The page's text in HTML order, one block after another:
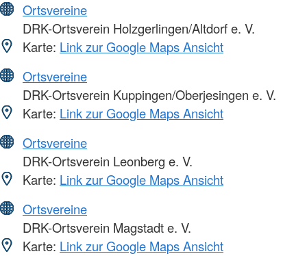
Ortsvereine
DRK-Ortsverein Holzgerlingen/Altdorf e. V.
Karte: Link zur Google Maps Ansicht
Ortsvereine
DRK-Ortsverein Kuppingen/Oberjesingen e. V.
Karte: Link zur Google Maps Ansicht
Ortsvereine
DRK-Ortsverein Leonberg e. V.
Karte: Link zur Google Maps Ansicht
Ortsvereine
DRK-Ortsverein Magstadt e. V.
Karte: Link zur Google Maps Ansicht